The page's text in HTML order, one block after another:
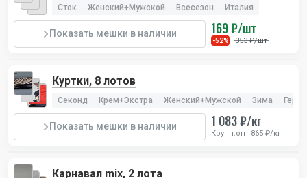
Сток Женский+Мужской Всесезон Италия
Показать мешки в наличии 169 ₽/шт
-52% 353 ₽/шт
Куртки, 8 лотов
Секонд Крем+Экстра Женский+Мужской Зима
Показать мешки в наличии 1 083 ₽/кг
Крупн.опт 865 ₽/кг
Карнавал mix, 2 лота